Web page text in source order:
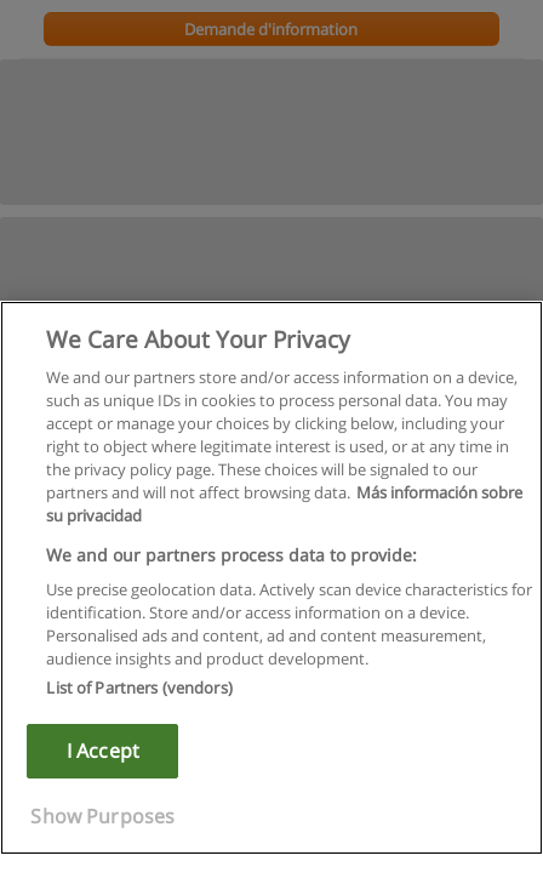
Demande d'information
Règles d'utilisation
Confidentialité des données
Copyright © Educaedu Business S.L. - CIF : B-95610580: -
We Care About Your Privacy
We and our partners store and/or access information on a device,
such as unique IDs in cookies to process personal data. You may
accept or manage your choices by clicking below, including your
right to object where legitimate interest is used, or at any time in
the privacy policy page. These choices will be signaled to our
partners and will not affect browsing data. Más información sobre
su privacidad
We and our partners process data to provide:
Use precise geolocation data. Actively scan device characteristics for
identification. Store and/or access information on a device.
Personalised ads and content, ad and content measurement,
audience insights and product development.
List of Partners (vendors)
I Accept
Show Purposes